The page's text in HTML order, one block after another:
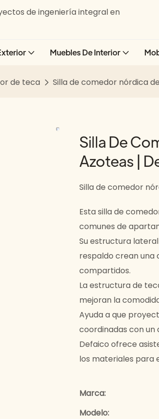
de ingeniería integral en
Muebles De Interior
de teca Silla de comedor nórdica
Silla De
Azoteas |
Silla de comedor
Esta silla de
comunes de
Su estructura
respaldo crean una
compartidos.
La estructura de
mejoran la
Ayuda a que
coordinadas con
Defaico ofrece
los materiales para
Marca:
Modelo: